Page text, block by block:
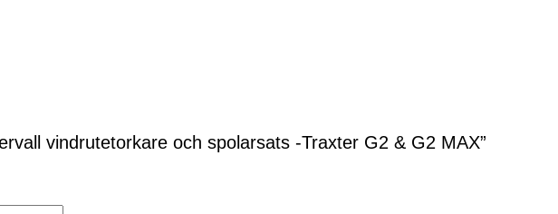
vindrutetorkare och spolarsats -Traxter G2 & G2 MAX”